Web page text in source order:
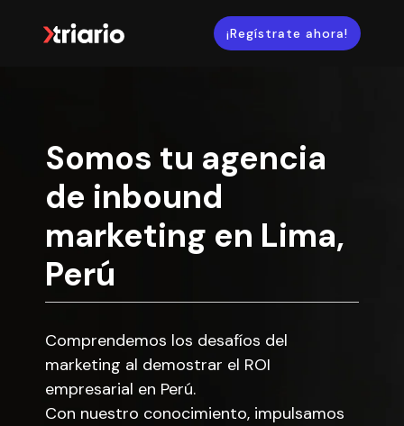
¡Regístrate ahora!
Somos tu agencia
de inbound
marketing en Lima,
Perú
Comprendemos los desafíos del
marketing al demostrar el ROI
empresarial en Perú.
Con nuestro conocimiento, impulsamos